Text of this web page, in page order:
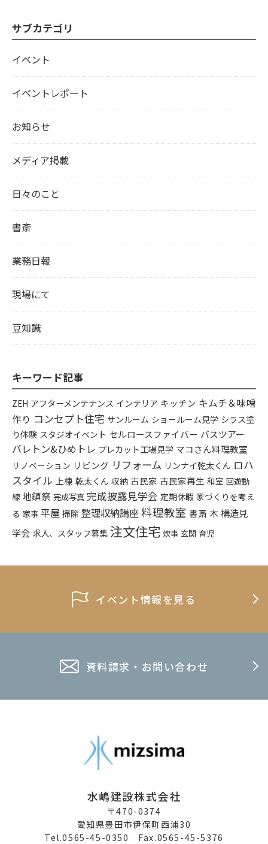
サブカテゴリ
イベント
イベントレポート
お知らせ
メディア掲載
日々のこと
書斎
業務日報
現場にて
豆知識
キーワード記事
ZEH アフターメンテナンス インテリア キッチン キムチ＆味噌
作り コンセプト住宅 サンルーム ショールーム見学 シラス塗
り体験 スタジオイベント セルロースファイバー バスツアー
バレトン&ひめトレ プレカット工場見学 マコさん料理教室
リノベーション リビング リフォーム リンナイ乾太くん ロハ
スタイル 上棟 乾太くん 収納 古民家 古民家再生 和室 回遊動
線 地鎮祭 完成写真 完成披露見学会 定期休暇 家づくりを考え
る 家事 平屋 掃除 整理収納講座料理教室 書斎 木構造見
学会 求人、スタッフ募集注文住宅 炊事 玄関 育児
イベント情報を見る
資料請求・お問い合わせ
水嶋建設株式会社
〒470-0374
愛知県豊田市伊保町西浦30
Tel.0565-45-0350 Fax.0565-45-5376